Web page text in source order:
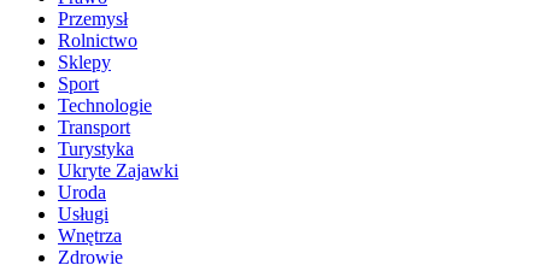
Przemysł
Rolnictwo
Sklepy
Sport
Technologie
Transport
Turystyka
Ukryte Zajawki
Uroda
Usługi
Wnętrza
Zdrowie